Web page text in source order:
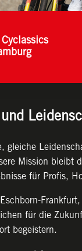
Cyclassics
gleiche
Mission bleibt
für Profis,
für die
begeistern.